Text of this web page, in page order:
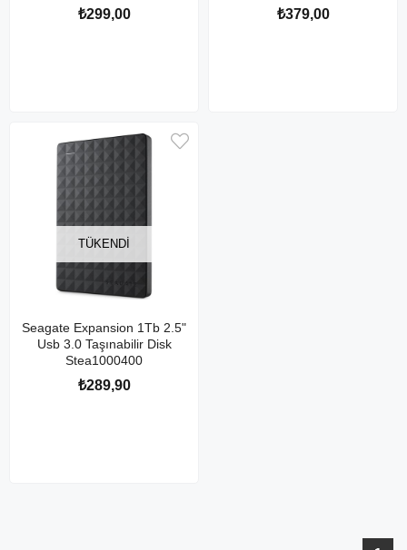
₺299,00 ₺379,00
TÜKENDI
Seagate Expansion 1Tb 2.5"
Usb 3.0 Taşınabilir Disk
Stea1000400
₺289,90